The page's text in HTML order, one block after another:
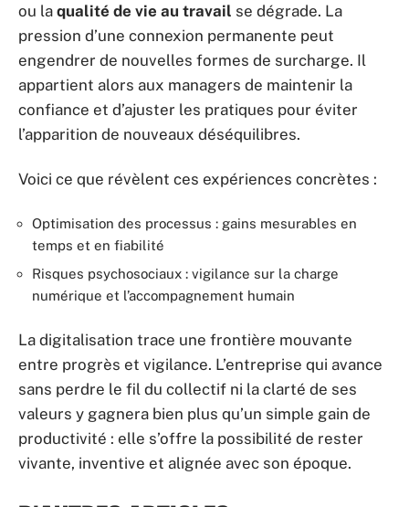
ou la qualité de vie au travail se dégrade. La
pression d’une connexion permanente peut
engendrer de nouvelles formes de surcharge. Il
appartient alors aux managers de maintenir la
confiance et d’ajuster les pratiques pour éviter
l’apparition de nouveaux déséquilibres.
Voici ce que révèlent ces expériences concrètes :
Optimisation des processus : gains mesurables en
temps et en fiabilité
Risques psychosociaux : vigilance sur la charge
numérique et l’accompagnement humain
La digitalisation trace une frontière mouvante
entre progrès et vigilance. L’entreprise qui avance
sans perdre le fil du collectif ni la clarté de ses
valeurs y gagnera bien plus qu’un simple gain de
productivité : elle s’offre la possibilité de rester
vivante, inventive et alignée avec son époque.